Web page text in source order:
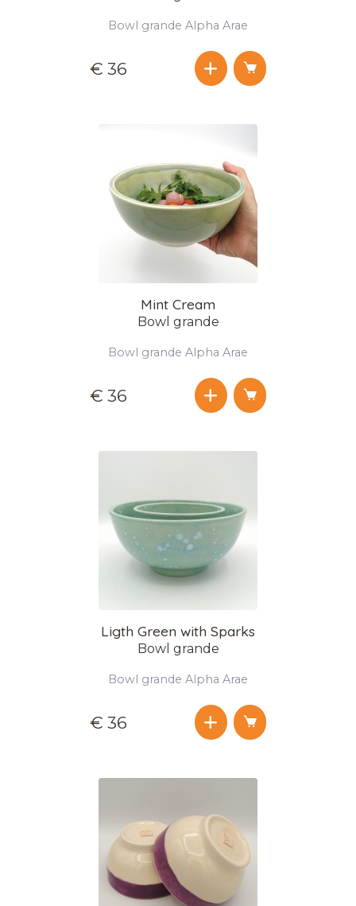
Bowl grande Alpha Arae
€ 36
Mint Cream
Bowl grande
Bowl grande Alpha Arae
€ 36
Ligth Green with Sparks
Bowl grande
Bowl grande Alpha Arae
€ 36